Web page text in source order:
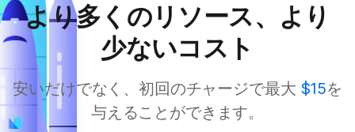
より多くのリソース、より
少ないコスト
安いだけでなく、初回のチャージで最大 $15を
与えることができます。